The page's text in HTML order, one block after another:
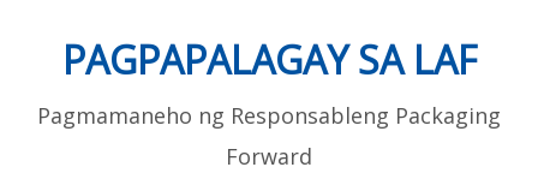
PAGPAPALAGAY SA LAF
Pagmamaneho ng Responsableng Packaging
Forward